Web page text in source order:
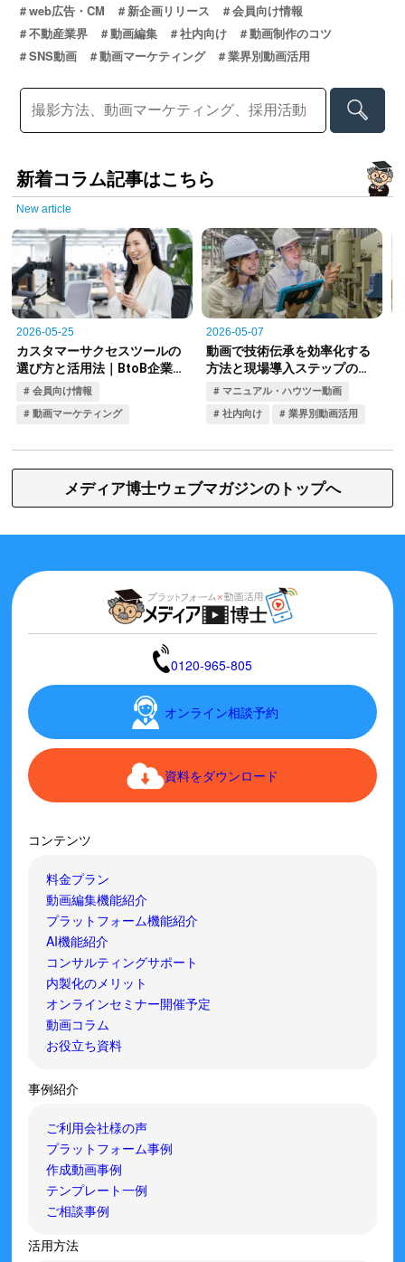
web広告・CM
新企画リリース
会員向け情報
不動産業界
動画編集 社内向け
動画制作のコツ
SNS動画
動画マーケティング 業界別動画活用
新着コラム記事はこちら
New article
メディア博士ウェブマガジンのトップへ
0120-965-805
オンライン相談予約
資料をダウンロード
コンテンツ
料金プラン
動画編集機能紹介
プラットフォーム機能紹介
AI機能紹介
コンサルティングサポート
内製化のメリット
オンラインセミナー開催予定
動画コラム
お役立ち資料
事例紹介
ご利用会社様の声
プラットフォーム事例
作成動画事例
テンプレート一例
ご相談事例
活用方法